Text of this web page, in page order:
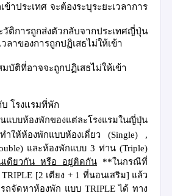
าประเทศ จะต้องระบุระยะเวลาการ
วัติการถูกส่งตัวกลับจากประเทศญี่ปุ่น
ลาของการถูกปฏิเสธไม่ให้เข้า
บัติที่อาจจะถูกปฏิเสธไม่ให้เข้า
โรงแรมที่พัก
นแบบห้องพักของแต่ละโรงแรมในญี่ปุ่น
ำให้ห้องพักแบบห้องเดี่ยว (Single) ,
และห้องพักแบบ 3 ท่าน (Triple)
เดียวกัน หรือ อยู่ติดกัน **ในกรณีที่
TRIPLE [2 เตียง + 1 ที่นอนเสริม] แล้ว
ถจัดหาห้องพัก แบบ TRIPLEได้ ทาง